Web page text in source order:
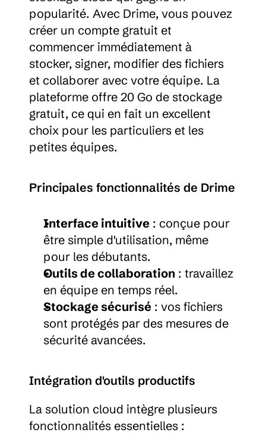
popularité. Avec Drime, vous pouvez
créer un compte gratuit et
commencer immédiatement à
stocker, signer, modifier des fichiers
et collaborer avec votre équipe. La
plateforme offre 20 Go de stockage
gratuit, ce qui en fait un excellent
choix pour les particuliers et les
petites équipes.
Principales fonctionnalités de Drime
Interface intuitive : conçue pour
être simple d'utilisation, même
pour les débutants.
Outils de collaboration : travaillez
en équipe en temps réel.
Stockage sécurisé : vos fichiers
sont protégés par des mesures de
sécurité avancées.
Intégration d'outils productifs
La solution cloud intègre plusieurs
fonctionnalités essentielles :